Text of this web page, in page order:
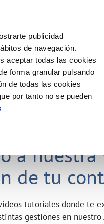
publicidad
de navegación.
aceptar todas las cookies
forma granular pulsando
de todas las cookies
por tanto no se pueden
DE DATOS
bancarios
de domiciliodel cliente)
Nuestros compromisos
a nuestra
de tu
tutoriales donde te
gestiones en